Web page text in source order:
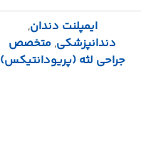
ایمپلنت دندان,
دندانپزشکی, متخصص
جراحی لثه (پریودانتیکس)